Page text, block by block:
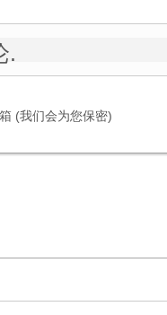
.
(我们会为您保密)